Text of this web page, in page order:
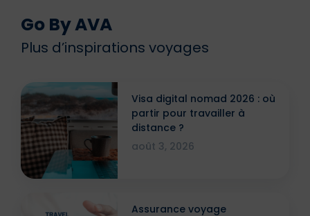
Go By AVA
Plus d’inspirations voyages
Visa digital nomad 2026 : où
partir pour travailler à
distance ?
août 3, 2026
Assurance voyage